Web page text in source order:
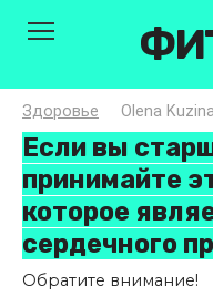
Здоровье Olena Kuzina
Если вы
принимайте
которое
сердечного
Обратите внимание!